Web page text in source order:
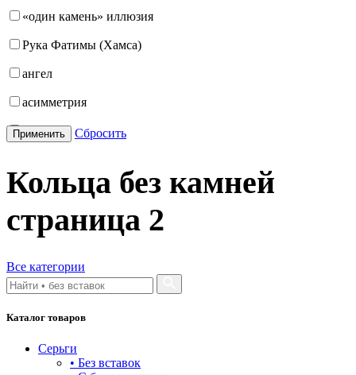
21
21.5
22
22.5
23
24
«один камень» иллюзия
Рука Фатимы (Хамса)
ангел
асимметрия
бабочка
башня
бесконечность
булавка
деревья
Применить Сбросить
Кольца без камней
страница 2
Все категории
Каталог товаров
Серьги
• Без вставок